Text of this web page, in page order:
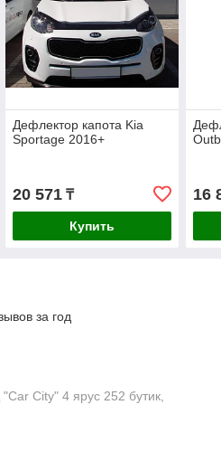
Дефлектор капота Kia
Sportage 2016+
20 571₸
Купить
16
за год
Сity" 4 ярус 252 бутик,